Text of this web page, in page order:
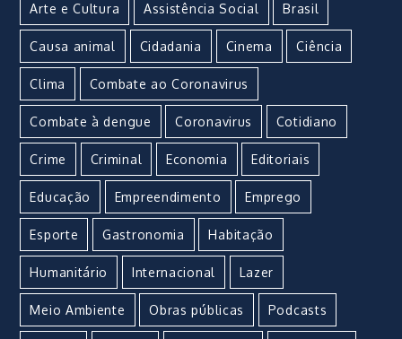
Arte e Cultura Assistência Social Brasil
Causa animal Cidadania Cinema Ciência
Clima Combate ao Coronavirus
Combate à dengue Coronavirus Cotidiano
Crime Criminal Economia Editoriais
Educação Empreendimento Emprego
Esporte Gastronomia Habitação
Humanitário Internacional Lazer
Meio Ambiente Obras públicas Podcasts